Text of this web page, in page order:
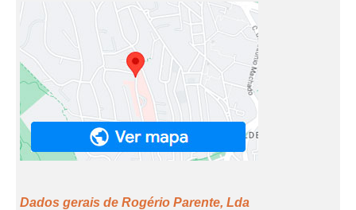
Dados gerais de Rogério Parente, Lda